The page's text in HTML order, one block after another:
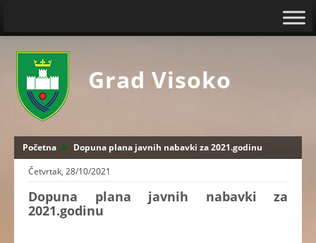
Grad Visoko
Početna
Dopuna plana javnih nabavki za 2021.godinu
Četvrtak, 28/10/2021
Dopuna plana javnih nabavki za
2021.godinu